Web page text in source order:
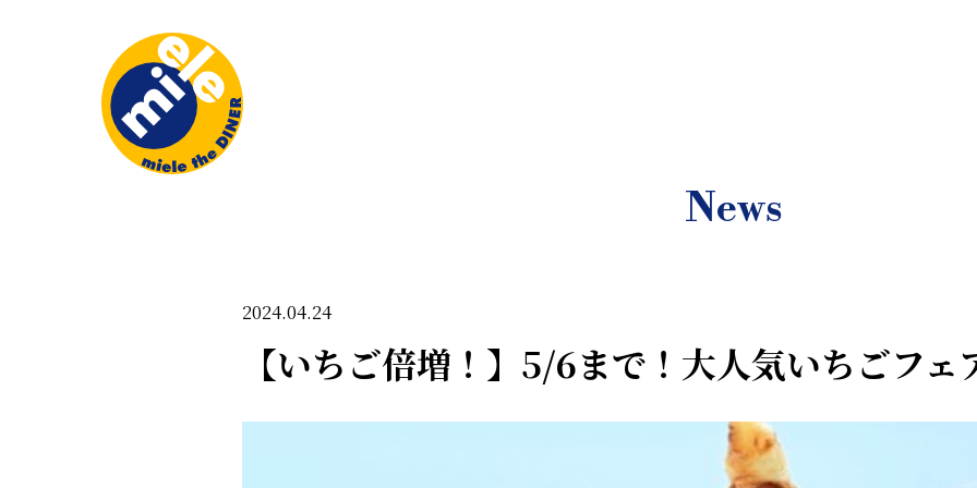
News
2024.04.24
【いちご倍増！】5/6まで！大人気いちごフェ